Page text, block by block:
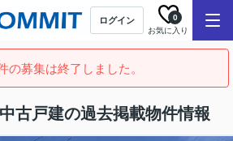
ログイン
お気に入り
0
の募集は終了しました。
古戸建の過去掲載物件情報